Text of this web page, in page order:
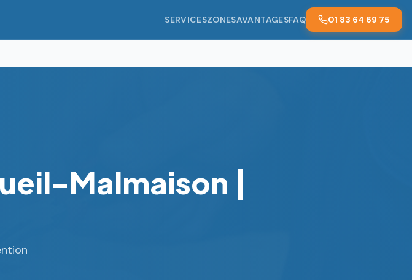
SERVICESZONESAVANTAGESFAQ 01 83 64 69 75
Malmaison |